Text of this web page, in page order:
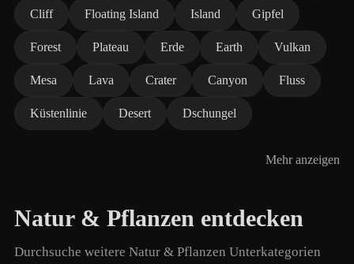
Cliff Floating Island Island Gipfel
Forest Plateau Erde Earth Vulkan
Mesa Lava Crater Canyon Fluss
Küstenlinie Desert Dschungel
Mehr anzeigen
Natur & Pflanzen entdecken
Durchsuche weitere Natur & Pflanzen Unterkategorien